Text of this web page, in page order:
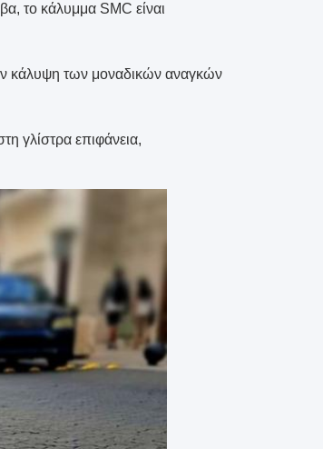
το κάλυμμα SMC είναι
κάλυψη των μοναδικών αναγκών
γλίστρα επιφάνεια,